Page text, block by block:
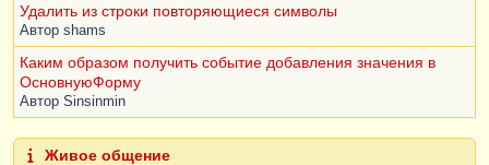
Удалить из строки повторяющиеся символы
Автор shams
Каким образом получить событие добавления значения в
ОсновнуюФорму
Автор Sinsinmin
Живое общение